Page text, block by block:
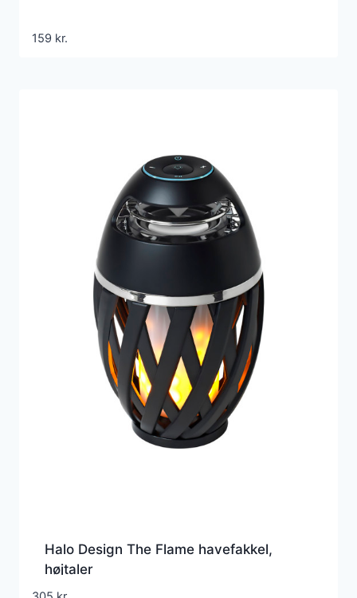
159 kr.
Halo Design The Flame havefakkel,
højtaler